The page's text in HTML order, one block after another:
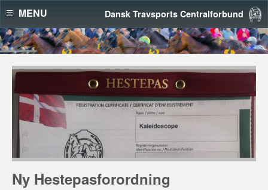
Dansk Travsports Centralforbund
MENU
Ny Hestepasforordning